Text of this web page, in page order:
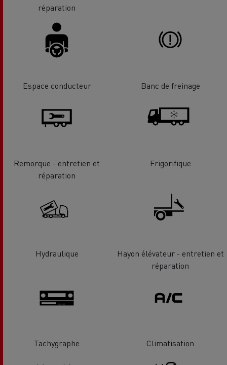
réparation
Espace conducteur Banc de freinage
Remorque - entretien et
réparation
Frigorifique
Hydraulique
Hayon élévateur - entretien et
réparation
Tachygraphe Climatisation